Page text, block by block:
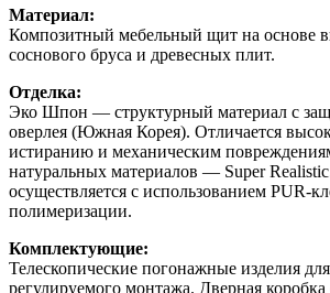
Материал:
Композитный мебельный щит на основе
соснового бруса и древесных плит.
Отделка:
Эко Шпон — структурный материал с
оверлея (Южная Корея). Отличается
истиранию и механическим
натуральных материалов — Super
осуществляется с использованием PUR-
полимеризации.
Комплектующие:
Телескопические погонажные изделия
регулируемого монтажа. Дверная коробка